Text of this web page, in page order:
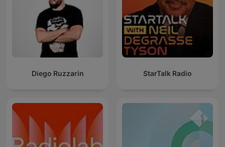
Diego Ruzzarin StarTalk Radio